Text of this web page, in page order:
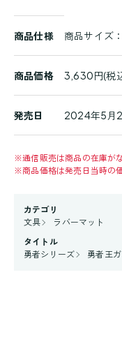
品
詳
細
商品仕様 商品サイズ
商品価格 3,630円(税
発売日 2024年5月
※通信販売は商品の在庫が
※商品価格は発売日当時の
カテゴリ
文具
ラバーマット
タイトル
勇者シリーズ
勇者王